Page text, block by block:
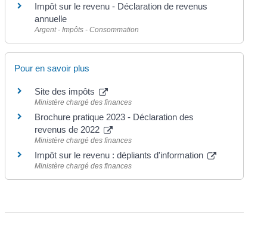
Impôt sur le revenu - Déclaration de revenus
annuelle
Argent - Impôts - Consommation
Pour en savoir plus
Site des impôts
Ministère chargé des finances
Brochure pratique 2023 - Déclaration des
revenus de 2022
Ministère chargé des finances
Impôt sur le revenu : dépliants d'information
Ministère chargé des finances